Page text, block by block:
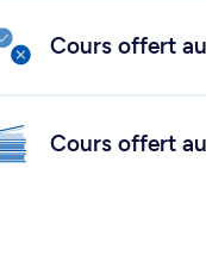
Cours offert
Cours offert